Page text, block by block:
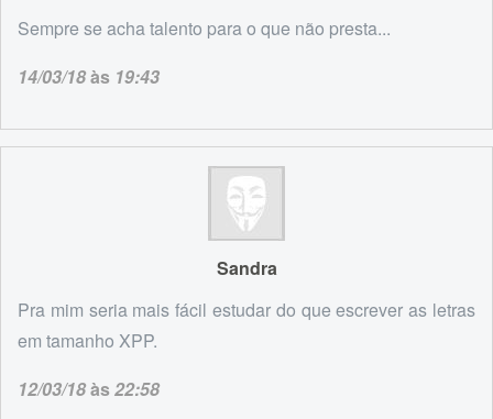
Sempre se acha talento para o que não presta...
14/03/18às 19:43
Sandra
Pra mim seria mais fácil estudar do que escrever as letras
em tamanho XPP.
12/03/18às22:58